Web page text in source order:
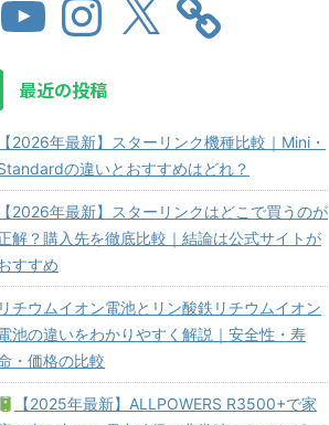
最近の投稿
【2026年最新】スターリンク機種比較｜Mini・
の違いとおすすめはどれ？
【2026年最新】スターリンクはどこで買うのが
解？購入先を徹底比較｜結論は公式サイトが
すすめ
リチウムイオン電池とリン酸鉄リチウムイオン
池の違いをわかりやすく解説｜安全性・寿
・価格の比較
【2025年最新】ALLPOWERS R3500+で家